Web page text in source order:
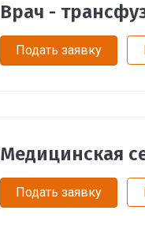
Врач -
Подать заявку
Медицинская
Подать заявку